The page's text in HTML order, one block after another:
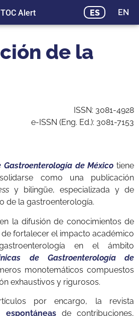
ES EN
TOC Alert
de la
ISSN: 3081-4928
e-ISSN (Eng. Ed.): 3081-7153
Gastroenterología de México tiene
como una publicación
y bilingüe, especializada y de
de la gastroenterología.
la difusión de conocimientos de
fortalecer el impacto académico
en el ámbito
de Gastroenterología de
monotemáticos compuestos
exhaustivos y rigurosos.
por encargo, la revista
espontáneasde contribuciones,